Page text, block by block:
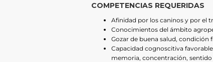
COMPETENCIAS REQUERIDAS
Afinidad por los caninos y por el
Conocimientos del ámbito
Gozar de buena salud, condición
Capacidad cognoscitiva
memoria, concentración,